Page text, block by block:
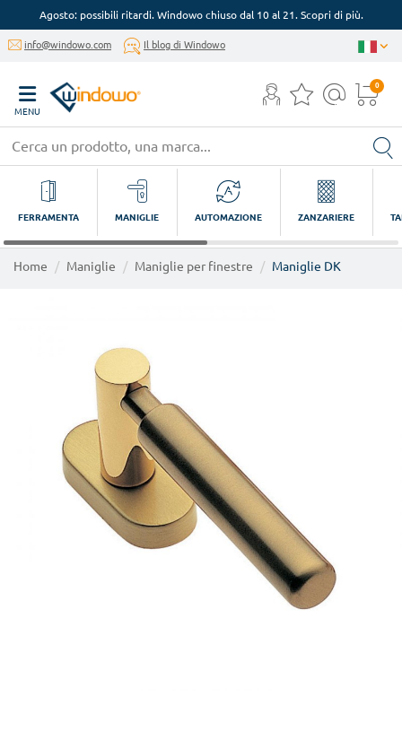
Agosto: possibili ritardi. Windowo chiuso dal 10 al 21. Scopri di più.
info@windowo.com Il blog di Windowo
MENU
0
FERRAMENTA MANIGLIE AUTOMAZIONE ZANZARIERE
Home Maniglie Maniglie per finestre Maniglie DK